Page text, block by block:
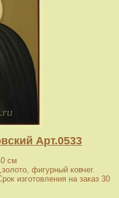
Арт.0533
см
фигурный ковчег.
изготовления на заказ 30